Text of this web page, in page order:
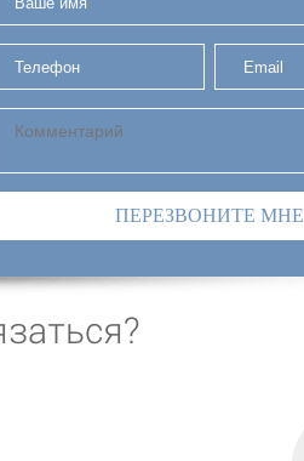
ПЕРЕЗВОНИТЕ МНЕ